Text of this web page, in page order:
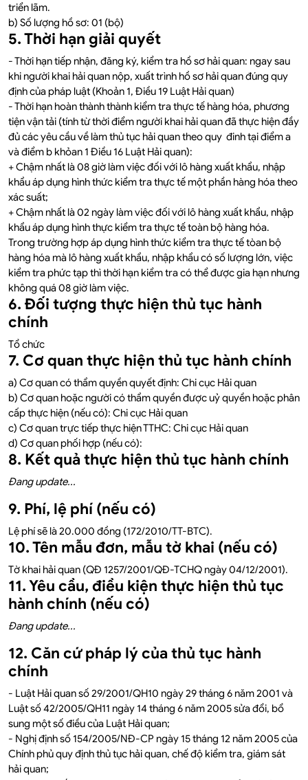
triển lãm.
b) Số lượng hồ sơ: 01 (bộ)
5. Thời hạn giải quyết
- Thời hạn tiếp nhận, đăng ký, kiểm tra hồ sơ hải quan: ngay sau
khi người khai hải quan nộp, xuất trình hồ sơ hải quan đúng quy
định của pháp luật (Khoản 1, Điều 19 Luật Hải quan)
- Thời hạn hoàn thành thành kiểm tra thực tế hàng hóa, phương
tiện vận tải (tính từ thời điểm người khai hải quan đã thực hiện đầy
đủ các yêu cầu về làm thủ tục hải quan theo quy đinh tại điểm a
và điểm b khỏan 1 Điều 16 Luật Hải quan):
+ Chậm nhất là 08 giờ làm việc đối với lô hàng xuất khẩu, nhập
khẩu áp dụng hình thức kiểm tra thực tế một phần hàng hóa theo
xác suất;
+ Chậm nhất là 02 ngày làm việc đối với lô hàng xuất khẩu, nhập
khẩu áp dụng hình thực kiểm tra thực tế toàn bộ hàng hóa.
Trong trường hợp áp dụng hình thức kiểm tra thực tế tòan bộ
hàng hóa mà lô hàng xuất khẩu, nhập khẩu có số lượng lớn, việc
kiểm tra phức tạp thì thời hạn kiểm tra có thể được gia hạn nhưng
không quá 08 giờ làm việc.
6. Đối tượng thực hiện thủ tục hành
chính
Tổ chức
7. Cơ quan thực hiện thủ tục hành chính
a) Cơ quan có thẩm quyền quyết định: Chi cục Hải quan
b) Cơ quan hoặc người có thẩm quyền được uỷ quyền hoặc phân
cấp thực hiện (nếu có): Chi cục Hải quan
c) Cơ quan trực tiếp thực hiện TTHC: Chi cục Hải quan
d) Cơ quan phối hợp (nếu có):
8. Kết quả thực hiện thủ tục hành chính
Đang update...
9. Phí, lệ phí (nếu có)
Lệ phí sẽ là 20.000 đồng (172/2010/TT-BTC).
10. Tên mẫu đơn, mẫu tờ khai (nếu có)
Tờ khai hải quan (QĐ 1257/2001/QĐ-TCHQ ngày 04/12/2001).
11. Yêu cầu, điều kiện thực hiện thủ tục
hành chính (nếu có)
Đang update...
12. Căn cứ pháp lý của thủ tục hành
chính
- Luật Hải quan số 29/2001/QH10 ngày 29 tháng 6 năm 2001 và
Luật số 42/2005/QH11 ngày 14 tháng 6 năm 2005 sửa đổi, bổ
sung một số điều của Luật Hải quan;
- Nghị định số 154/2005/NĐ-CP ngày 15 tháng 12 năm 2005 của
Chính phủ quy định thủ tục hải quan, chế độ kiểm tra, giám sát
hải quan;